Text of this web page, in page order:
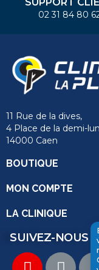
02 31 84 80
11 Rue de la dives,
4 Place de la demi-
14000 Caen
BOUTIQUE
MON COMPTE
LA CLINIQUE
SUIVEZ-NOUS